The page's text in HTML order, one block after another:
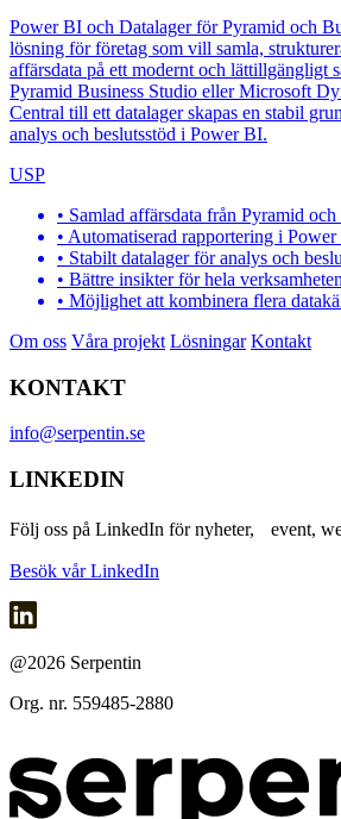
Power BI och Datalager för Pyramid och
lösning för företag som vill samla,
affärsdata på ett modernt och lättillgängligt
Pyramid Business Studio eller Microsoft
Central till ett datalager skapas en stabil
analys och beslutsstöd i Power BI.
USP
• Samlad affärsdata från Pyramid
• Automatiserad rapportering i
• Stabilt datalager för analys och
• Bättre insikter för hela verksamheten
• Möjlighet att kombinera flera
Om oss Våra projekt Lösningar Kontakt
KONTAKT
info@serpentin.se
LINKEDIN
Följ oss på LinkedIn för nyheter, event,
Besök vår LinkedIn
@2026 Serpentin
Org. nr. 559485-2880